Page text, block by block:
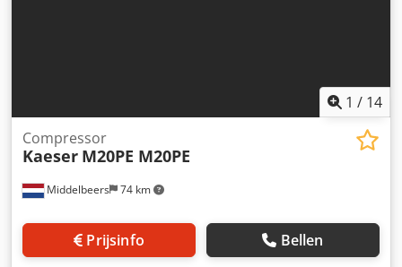
1 / 14
Middelbeers 74 km
Compressor
Kaeser M20PE M20PE
Prijsinfo Bellen